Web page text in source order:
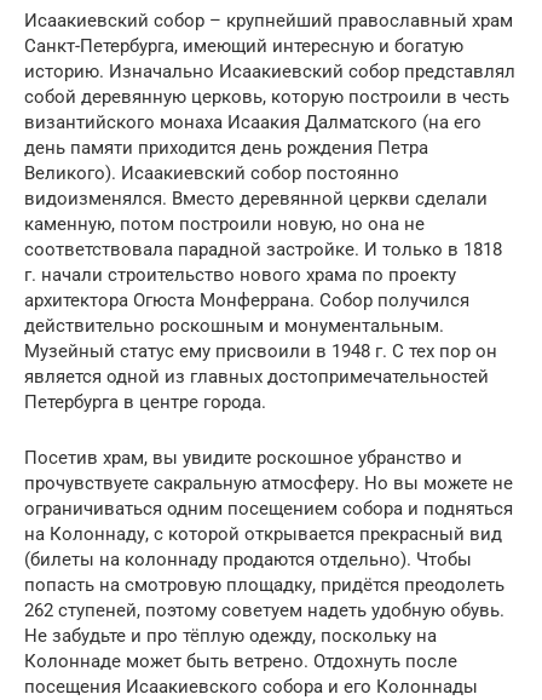
Исаакиевский собор – крупнейший православный храм
Санкт-Петербурга, имеющий интересную и богатую
историю. Изначально Исаакиевский собор представлял
собой деревянную церковь, которую построили в честь
византийского монаха Исаакия Далматского (на его
день памяти приходится день рождения Петра
Великого). Исаакиевский собор постоянно
видоизменялся. Вместо деревянной церкви сделали
каменную, потом построили новую, но она не
соответствовала парадной застройке. И только в 1818
г. начали строительство нового храма по проекту
архитектора Огюста Монферрана. Собор получился
действительно роскошным и монументальным.
Музейный статус ему присвоили в 1948 г. С тех пор он
является одной из главных достопримечательностей
Петербурга в центре города.
Посетив храм, вы увидите роскошное убранство и
прочувствуете сакральную атмосферу. Но вы можете не
ограничиваться одним посещением собора и подняться
на Колоннаду, с которой открывается прекрасный вид
(билеты на колоннаду продаются отдельно). Чтобы
попасть на смотровую площадку, придётся преодолеть
262 ступеней, поэтому советуем надеть удобную обувь.
Не забудьте и про тёплую одежду, поскольку на
Колоннаде может быть ветрено. Отдохнуть после
посещения Исаакиевского собора и его Колоннады